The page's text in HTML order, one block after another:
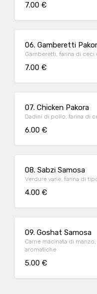
7.00 €
06. Gamberetti
Gamberetti, farina di
7.00 €
07. Chicken Pakora
Dadini di pollo, farina di
6.00 €
08. Sabzi Samosa
Verdure varie, farina di
4.00 €
09. Goshat Samosa
Carne macinata di
aromatiche
5.00 €